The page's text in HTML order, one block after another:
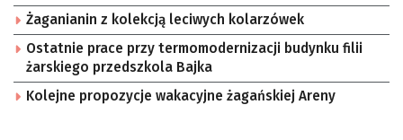
Żaganianin z kolekcją leciwych kolarzówek
Ostatnie prace przy termomodernizacji budynku filii
żarskiego przedszkola Bajka
Kolejne propozycje wakacyjne żagańskiej Areny